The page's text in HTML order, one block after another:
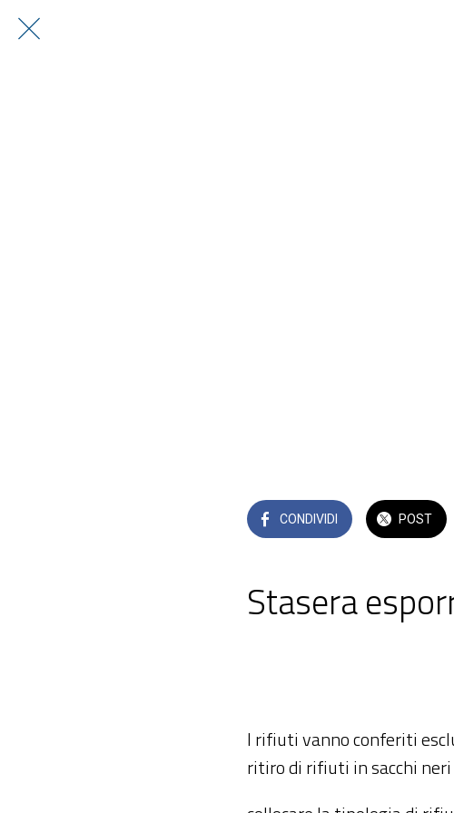
CONDIVIDI POST
Stasera
I rifiuti vanno conferiti
ritiro di rifiuti in sacchi